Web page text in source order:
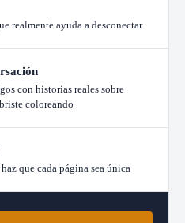
realmente ayuda a desconectar
con historias reales sobre
coloreando
que cada página sea única